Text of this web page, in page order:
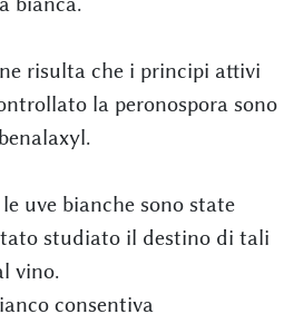
risulta che i principi attivi
la peronospora sono
uve bianche sono state
studiato il destino di tali
vino.
consentiva